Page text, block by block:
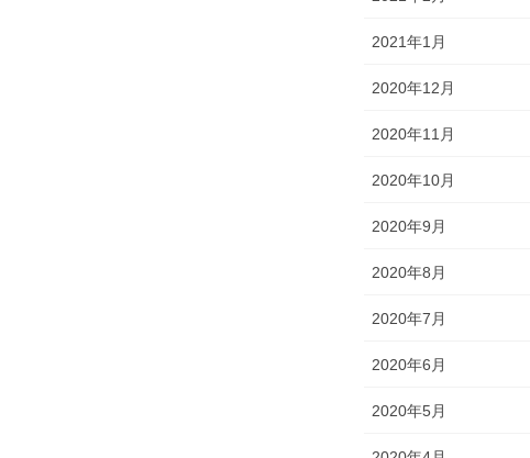
2021年1月
2020年12月
2020年11月
2020年10月
2020年9月
2020年8月
2020年7月
2020年6月
2020年5月